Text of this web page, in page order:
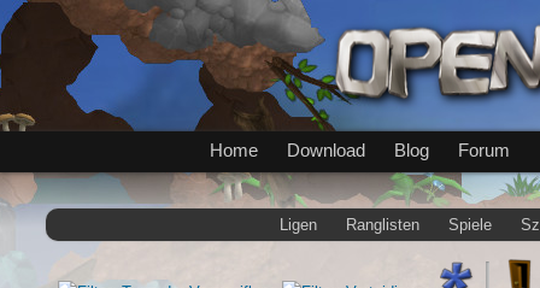
Home Download Blog Forum
Ligen Ranglisten Spiele